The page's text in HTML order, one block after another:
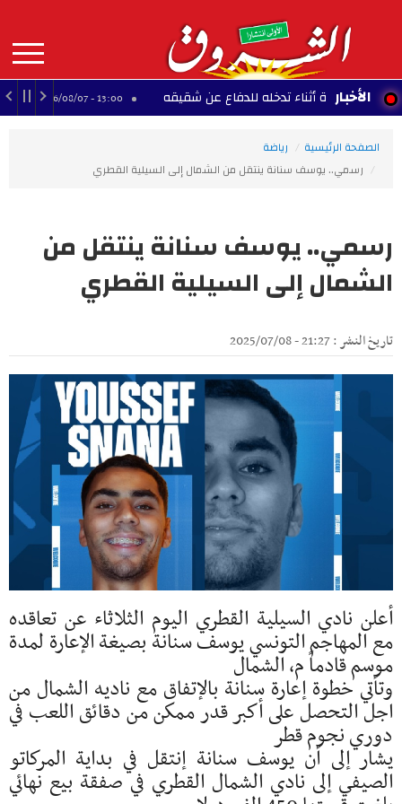
contenu
principal
MAIN
NAVIGATION الأخبار
أثناء تدخله للدفاع عن شقيقه 13:00 - 2026/08/07 المحامية
الصفحة الرئيسية
رياضة
رسمي.. يوسف سنانة ينتقل من الشمال إلى السيلية القطري
رسمي.. يوسف سنانة ينتقل من
الشمال إلى السيلية القطري
تاريخ النشر : 21:27 - 2025/07/08
أعلن نادي السيلية القطري اليوم الثلاثاء عن تعاقده
مع المهاجم التونسي يوسف سنانة بصيغة الإعارة لمدة
موسم قادماً م، الشمال
وتأتي خطوة إعارة سنانة بالإتفاق مع ناديه الشمال من
اجل التحصل على أكبر قدر ممكن من دقائق اللعب في
دوري نجوم قطر
يشار إلى أن يوسف سنانة إنتقل في بداية المركاتو
الصيفي إلى نادي الشمال القطري في صفقة بيع نهائي